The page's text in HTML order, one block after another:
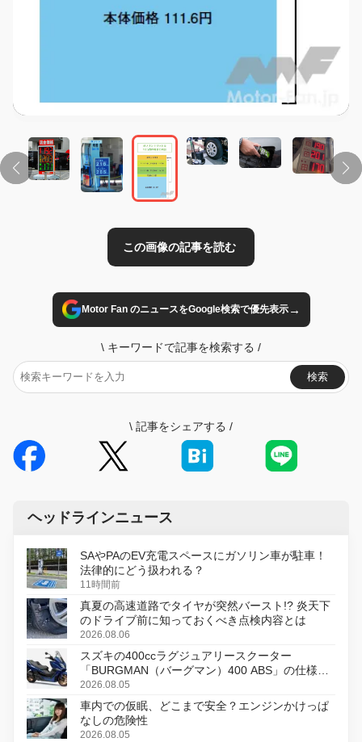
Motor Fan のニュースをGoogle検索で優先表示→
\ キーワードで記事を検索する /
検索
\ 記事をシェアする /
ヘッドラインニュース
SAやPAのEV充電スペースにガソリン車が駐車！
法律的にどう扱われる？
11時間前
真夏の高速道路でタイヤが突然バースト!? 炎天下
のドライブ前に知っておくべき点検内容とは
2026.08.06
スズキの400ccラグジュアリースクーター
「BURGMAN（バーグマン）400 ABS」の仕様を
変更し、8月18日に発売
2026.08.05
車内での仮眠、どこまで安全？エンジンかけっぱ
なしの危険性
2026.08.05